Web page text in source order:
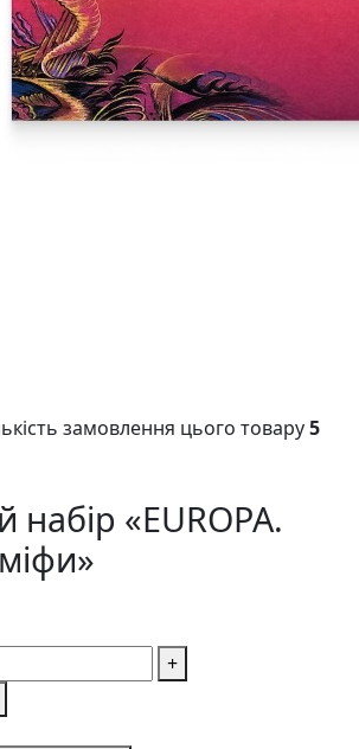
замовлення цього товару5
«EUROPA.
міфи»
+